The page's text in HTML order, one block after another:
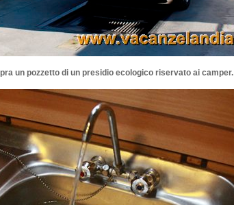
un pozzetto di un presidio ecologico riservato ai camper.